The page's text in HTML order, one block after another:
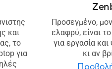
και
το
για
Προσεγμένο,
ελαφρύ, είναι
για εργασία
κι αν